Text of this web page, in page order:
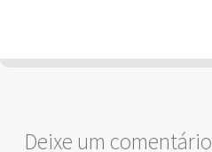
Deixe um comentário